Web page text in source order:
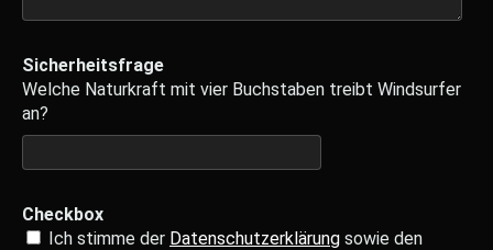
Sicherheitsfrage
Welche Naturkraft mit vier Buchstaben treibt Windsurfer
an?
Checkbox
Ich stimme der Datenschutzerklärung sowie den